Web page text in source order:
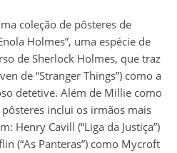
Holmes”, uma espécie de
de Sherlock Holmes, que traz
de “Stranger Things”) como a
detetive. Além de Millie como
inclui os irmãos mais
Henry Cavill (“Liga da Justiça”)
(“As Panteras”) como Mycroft